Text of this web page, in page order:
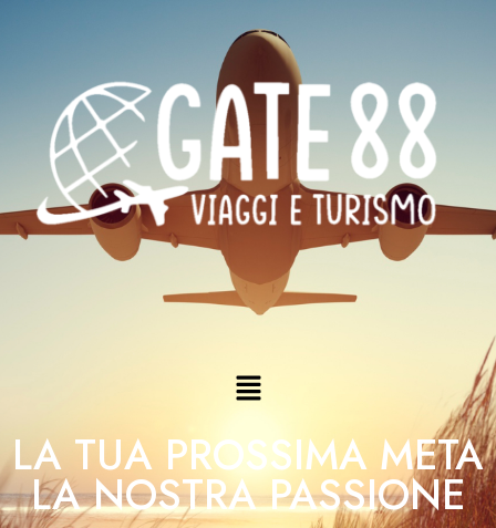
LA TUA PROSSIMA META
LA NOSTRA PASSIONE